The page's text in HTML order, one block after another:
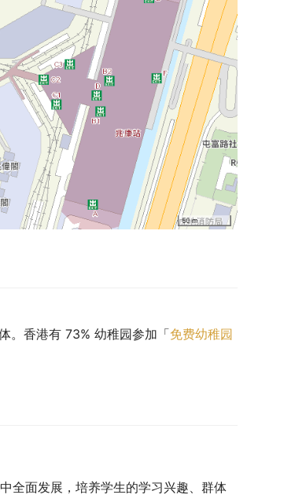
。香港有 73% 幼稚园参加「免费幼稚园
全面发展，培养学生的学习兴趣、群体